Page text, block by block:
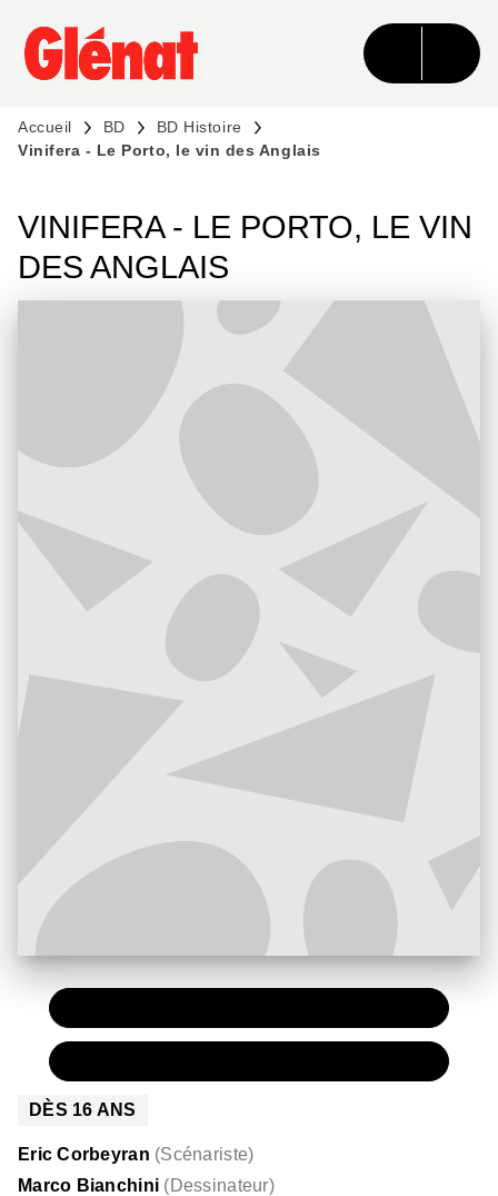
MENU RECHERCHE CONTENU
PIED DE PAGE
Accueil BD
BD Histoire
Vinifera - Le Porto, le vin des Anglais
VINIFERA - LE PORTO, LE VIN
DES ANGLAIS
DÈS 16 ANS
Eric Corbeyran (Scénariste)
Marco Bianchini (Dessinateur)